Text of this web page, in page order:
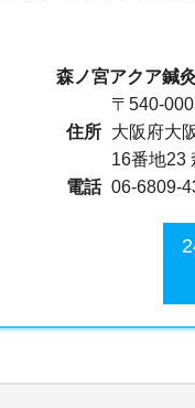
森ノ宮アクア鍼
住所
〒540-
大阪府大
16番地23
電話 06-6809-